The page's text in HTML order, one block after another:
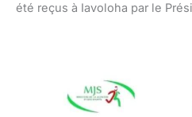
été reçus à Iavoloha par le